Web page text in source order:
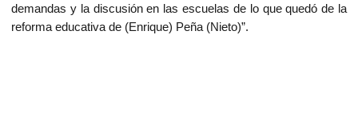
demandas y la discusión en las escuelas de lo que quedó de la
reforma educativa de (Enrique) Peña (Nieto)”.